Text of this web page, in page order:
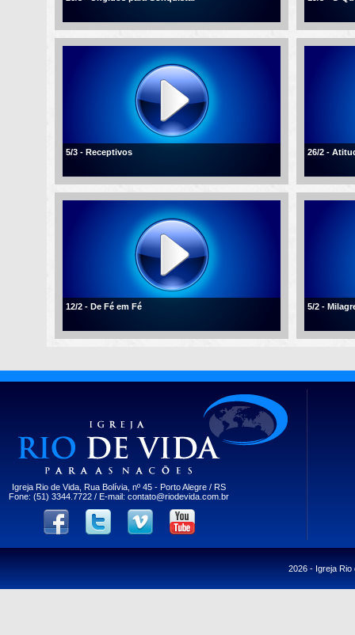
5/3 - Receptivos 26/2 -
12/2 - De Fé em Fé 5/2 -
Igreja Rio de Vida, Rua Bolívia, nº 45 - Porto Alegre / RS
Fone: (51) 3344.7722 / E-mail:contato@riodevida.com.br
2026 - Igreja Rio